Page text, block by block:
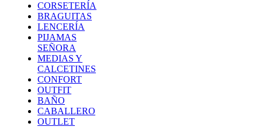
CORSETERÍA
BRAGUITAS
LENCERÍA
PIJAMAS
SEÑORA
MEDIAS Y
CALCETINES
CONFORT
OUTFIT
BAÑO
CABALLERO
OUTLET